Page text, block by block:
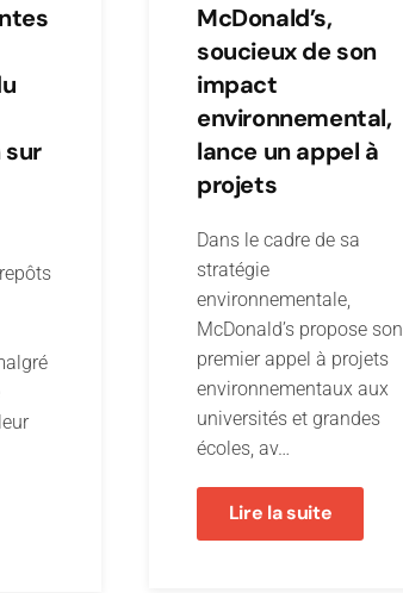
McDonald’s,
soucieux de son
impact
environnemental,
lance un appel à
projets
Dans le cadre de sa
stratégie
environnementale,
McDonald’s propose son
premier appel à projets
environnementaux aux
universités et grandes
écoles, av…
Lire la suite